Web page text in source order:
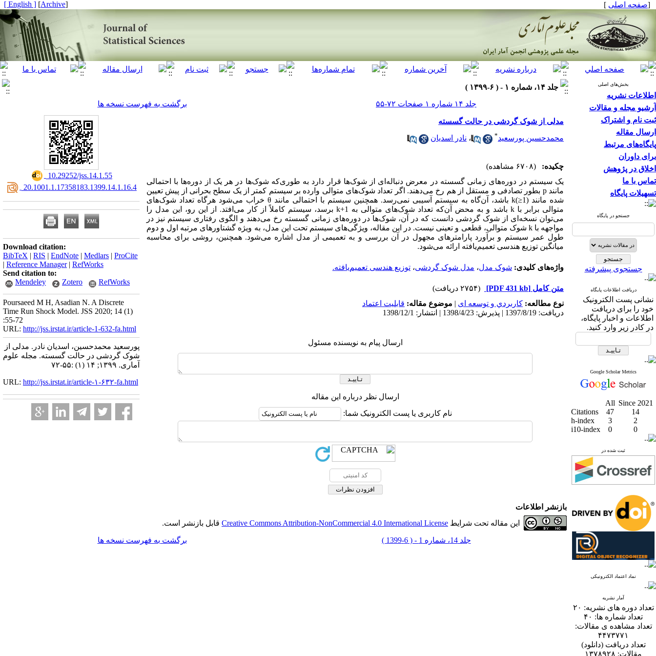
[صفحه اصلی ]
[
Archive
]
[ English ]
بخش‌های اصلی
اطلاعات نشریه
آرشیو مجله و مقالات
ثبت نام و اشتراک
ارسال مقاله
پایگاه‌های مرتبط
برای داوران
اخلاق در پژوهش
تماس با ما
تسهیلات پایگاه
جستجو در پایگاه
جستجوی پیشرفته
دریافت اطلاعات پایگاه
نشانی پست الکترونیک
خود را برای دریافت
اطلاعات و اخبار پایگاه،
در کادر زیر وارد کنید.
Google Scholar Metrics
All Since 2021
Citations
47
14
h-index
3
2
i10-index
0 0
ثبت شده در
نماد اعتماد الکترونیکی
آمار نشریه
تعداد دوره های نشریه: ۲۰
تعداد شماره ها: ۴۰
تعداد مشاهده ی مقالات:
۴۴۷۳۷۷۱
تعداد دریافت (دانلود)
مقالات: ۱۳۷۸۹۲۸
جلد ۱۴، شماره ۱ - ( ۶-۱۳۹۹ )
جلد ۱۴ شماره ۱ صفحات ۷۲-۵۵
برگشت به فهرست نسخه ها
مدلی از شوک گردشی در حالت گسسته
محمدحسین پورسعید* ، نادر اسدیان
چکیده:
(۶۷۰۸ مشاهده)
یک سیستم در دوره‌های زمانی گسسته در معرض دنباله‌ای از شوک‌ها قرار دارد به طوری‌که شوک‌ها در هر یک از دوره‌ها با احتمالی
مانند p بطور تصادفی و مستقل از هم رخ می‌دهند. اگر تعداد شوک‌های متوالی وارده بر سیستم کمتر از یک سطح بحرانی از پیش تعیین
شده مانند (1≤)k باشد، آن‌گاه به سیستم آسیبی نمی‌رسد. همچنین سیستم با احتمالی مانند θ خراب می‌شود هر‌گاه تعداد شوک‌های
متوالی برابر با k باشد و به محض آن‌که تعداد شوک‌های متوالی به k+1 برسد، سیستم کاملاً از کار می‌افتد. از‌ این رو، این مدل را
می‌توان نسخه‌ای از شوک گردشی دانست که در آن، شوک‌ها در دوره‌های زمانی گسسته رخ می‌دهند و الگوی رفتاری سیستم نیز در
مواجهه با k شوک متوالی، قطعی و تعینی نیست. در این مقاله، ویژگی‌های سیستم تحت این مدل، به ویژه گشتاور‌های مرتبه اول و دوم
طول عمر سیستم و برآورد پارامتر‌های مجهول در آن بررسی و به ‌‌تعمیمی از مدل اشاره می‌شود. همچنین، روشی برای محاسبه
میانگین توزیع هندسی تعمیم‌یافته ارائه می‌شود.
واژه‌های کلیدی: شوک مدل، مدل شوک گردشی، توزیع هندسی تعمیم‌یافته.
متن کامل [PDF 431 kb]
(۲۷۵۴ دریافت)
نوع مطالعه: كاربردي و توسعه ای | موضوع مقاله: قابلیت اعتماد
دریافت: 1397/8/19 | پذیرش: 1398/4/23 | انتشار: 1398/12/1
ارسال پیام به نویسنده مسئول
ارسال نظر درباره این مقاله
نام کاربری یا پست الکترونیک شما:
‎ 10.29252/jss.14.1.55
‎ 20.1001.1.17358183.1399.14.1.16.4
Download citation:
BibTeX | RIS | EndNote | Medlars | ProCite
| Reference Manager| RefWorks
Send citation to:
Mendeley
Zotero RefWorks
Poursaeed M H, Asadian N. A Discrete
Time Run Shock Model. JSS 2020; 14 (1)
:55-72
URL: http://jss.irstat.ir/article-1-632-fa.html
پورسعید محمدحسین، اسدیان نادر. مدلی از
شوک گردشی در حالت گسسته. مجله علوم
آماری. ۱۳۹۹; ۱۴ (۱) :۵۵-۷۲
URL: http://jss.irstat.ir/article-۱-۶۳۲-fa.html
بازنشر اطلاعات
این مقاله تحت شرایط Creative Commons Attribution-NonCommercial 4.0 International License قابل بازنشر است.
جلد 14، شماره 1 - ( 6-1399 ) برگشت به فهرست نسخه ها